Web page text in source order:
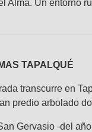
Alma. Un entorno
TAPALQUÉ
transcurre en
predio arbolado
Gervasio -del